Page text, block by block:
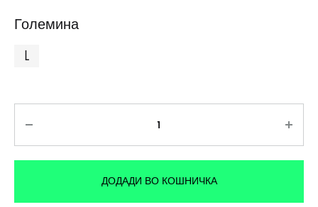
Големина
L
ДОДАДИ ВО КОШНИЧКА